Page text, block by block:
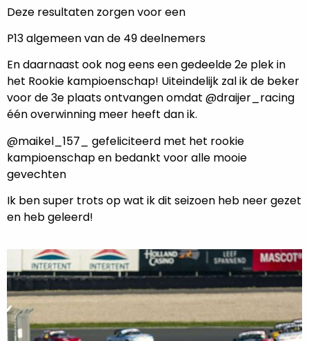
Deze resultaten zorgen voor een
P13 algemeen van de 49 deelnemers
En daarnaast ook nog eens een gedeelde 2e plek in
het Rookie kampioenschap! Uiteindelijk zal ik de beker
voor de 3e plaats ontvangen omdat @draijer_racing
één overwinning meer heeft dan ik.
@maikel_157_ gefeliciteerd met het rookie
kampioenschap en bedankt voor alle mooie
gevechten
Ik ben super trots op wat ik dit seizoen heb neer gezet
en heb geleerd!